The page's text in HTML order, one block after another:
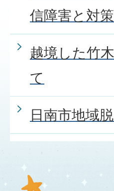
信障害と対
越境した竹
て
日南市地域